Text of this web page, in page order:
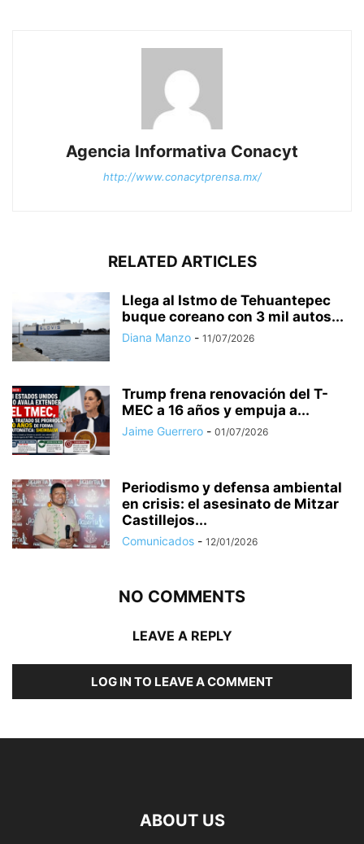
Agencia Informativa Conacyt
http://www.conacytprensa.mx/
RELATED ARTICLES
Llega al Istmo de Tehuantepec
buque coreano con 3 mil autos...
Diana Manzo - 11/07/2026
Trump frena renovación del T-
MEC a 16 años y empuja a...
Jaime Guerrero - 01/07/2026
Periodismo y defensa ambiental
en crisis: el asesinato de Mitzar
Castillejos...
Comunicados - 12/01/2026
NO COMMENTS
LEAVE A REPLY
LOG IN TO LEAVE A COMMENT
ABOUT US